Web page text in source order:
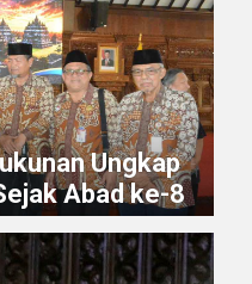
Ungkap
Abad ke-8